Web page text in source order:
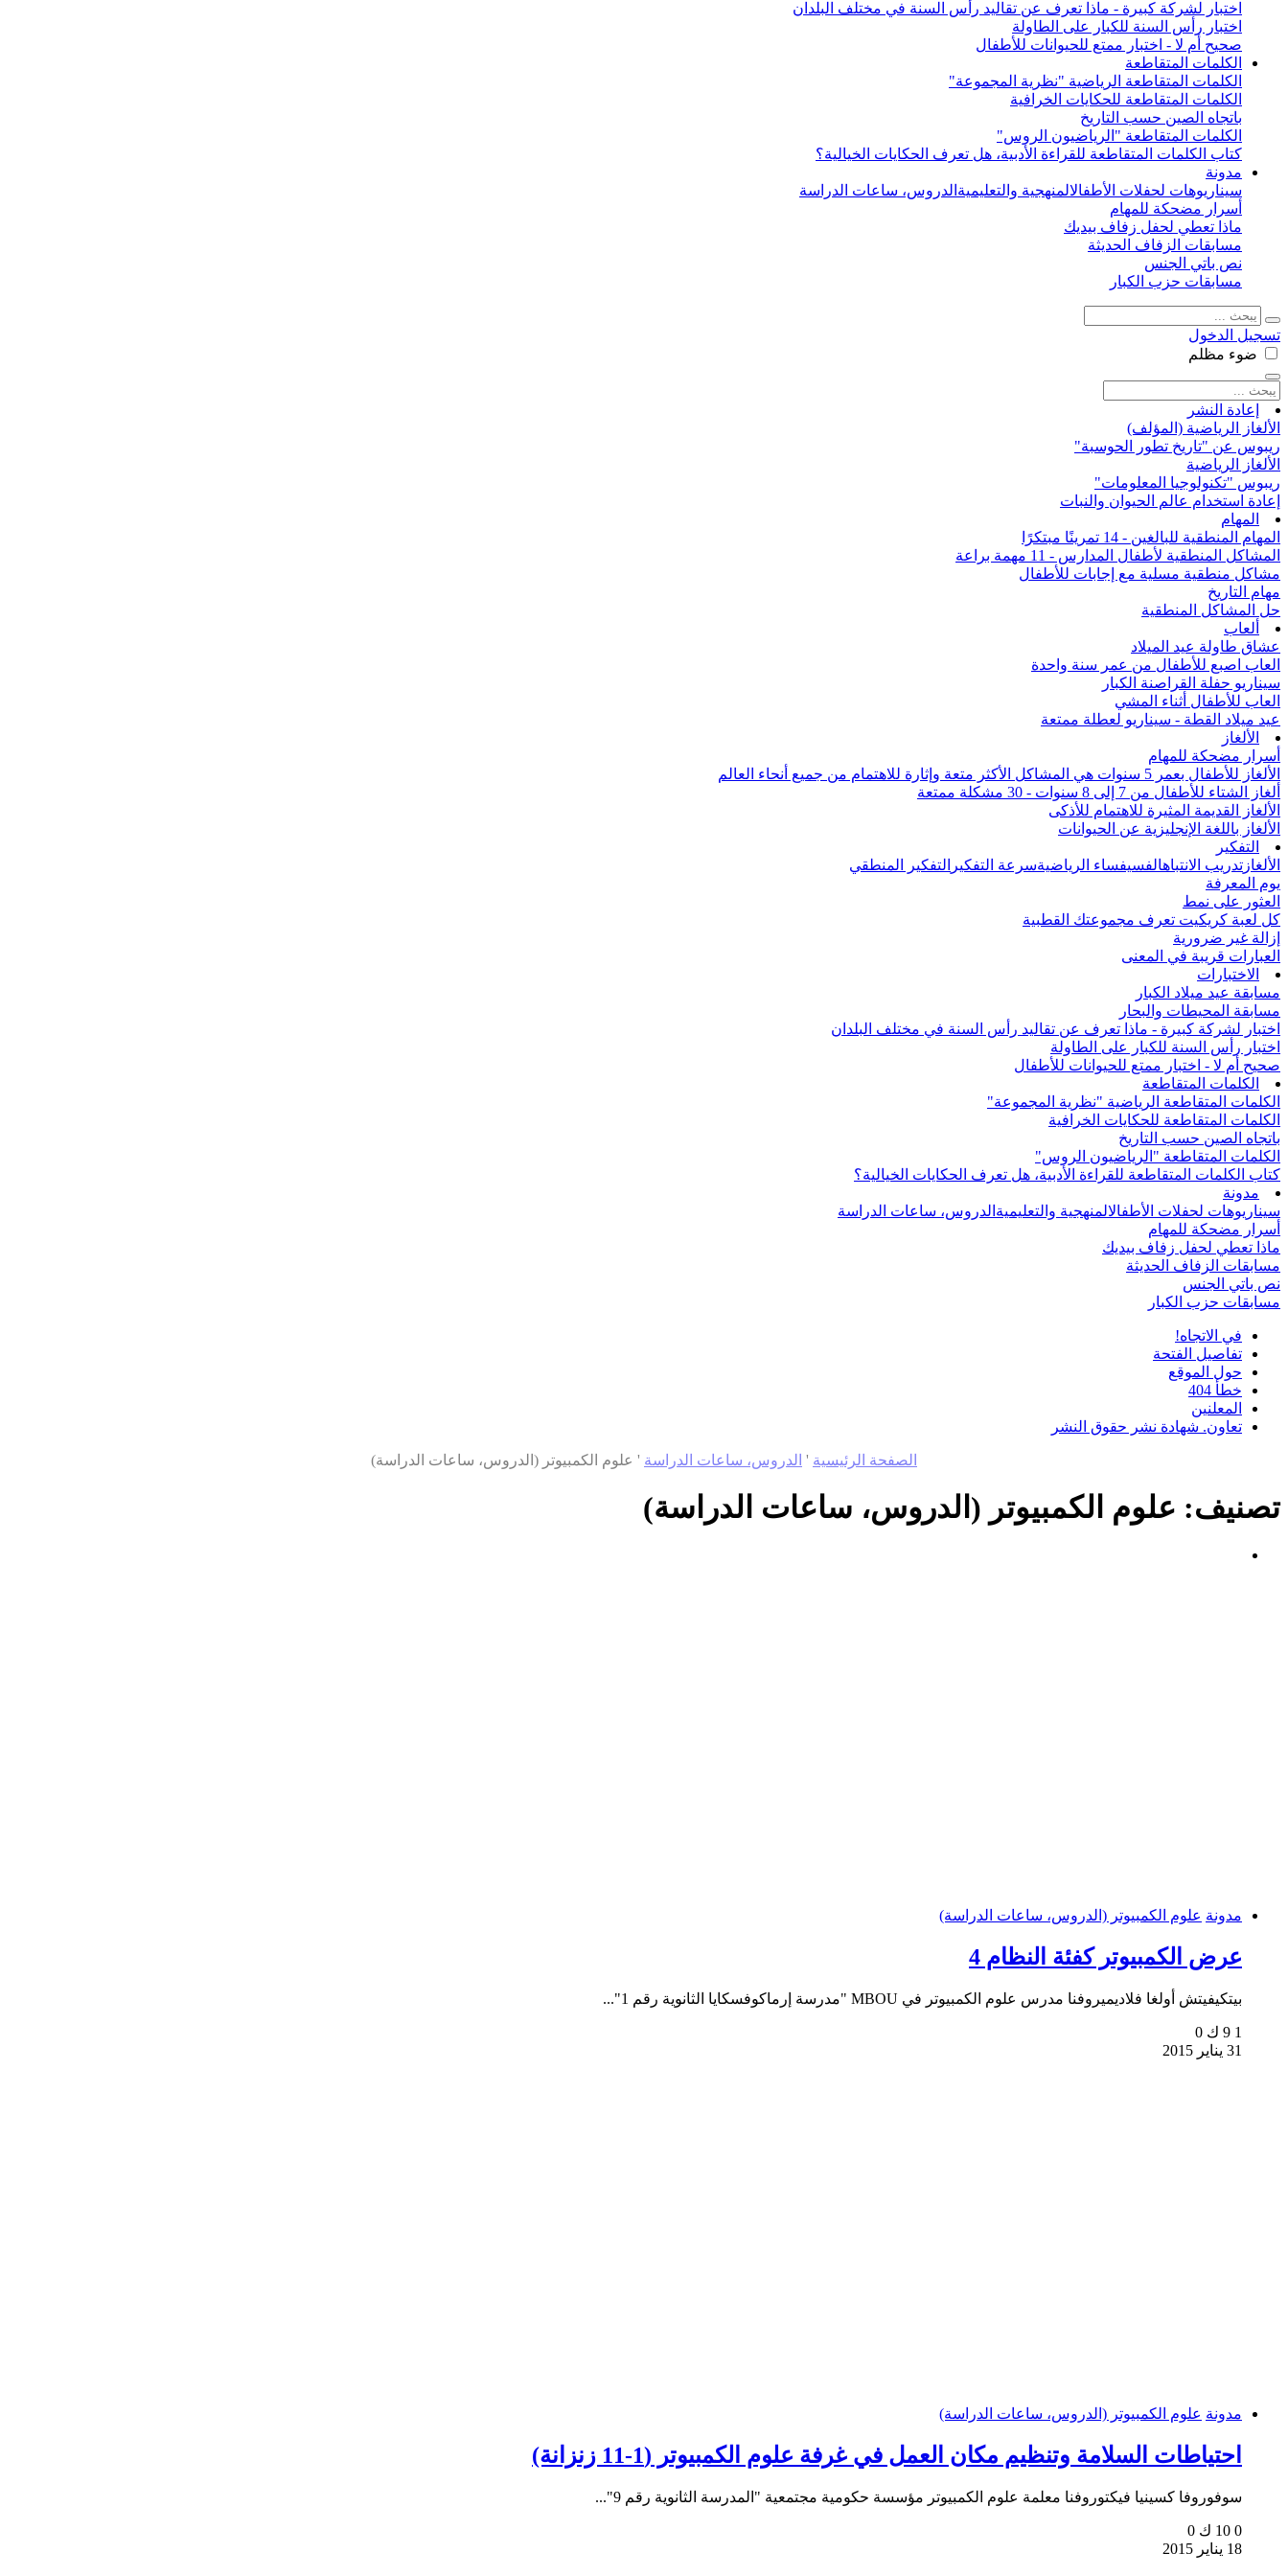
اختبار لشركة كبيرة - ماذا تعرف عن تقاليد رأس السنة في مختلف البلدان
اختبار رأس السنة للكبار على الطاولة
صحيح أم لا - اختبار ممتع للحيوانات للأطفال
الكلمات المتقاطعة
الكلمات المتقاطعة الرياضية "نظرية المجموعة"
الكلمات المتقاطعة للحكايات الخرافية
باتجاه الصين حسب التاريخ
الكلمات المتقاطعة "الرياضيون الروس"
كتاب الكلمات المتقاطعة للقراءة الأدبية، هل تعرف الحكايات الخيالية؟
مدونة
سيناريوهات لحفلات الأطفالالمنهجية والتعليمية الدروس، ساعات الدراسة
أسرار مضحكة للمهام
ماذا تعطي لحفل زفاف بيديك
مسابقات الزفاف الحديثة
نص باتي الجنس
مسابقات حزب الكبار
تسجيل الدخول
ضوء مظلم
إعادة النشر
الألغاز الرياضية (المؤلف)
ريبوس عن "تاريخ تطور الحوسبة"
الألغاز الرياضية
ريبوس "تكنولوجيا المعلومات"
إعادة استخدام عالم الحيوان والنبات
المهام
المهام المنطقية للبالغين - 14 تمرينًا مبتكرًا
المشاكل المنطقية لأطفال المدارس - 11 مهمة براعة
مشاكل منطقية مسلية مع إجابات للأطفال
مهام التاريخ
حل المشاكل المنطقية
ألعاب
عشاق طاولة عيد الميلاد
العاب اصبع للأطفال من عمر سنة واحدة
سيناريو حفلة القراصنة الكبار
العاب للأطفال أثناء المشي
عيد ميلاد القطة - سيناريو لعطلة ممتعة
الألغاز
أسرار مضحكة للمهام
الألغاز للأطفال بعمر 5 سنوات هي المشاكل الأكثر متعة وإثارة للاهتمام من جميع أنحاء العالم
ألغاز الشتاء للأطفال من 7 إلى 8 سنوات - 30 مشكلة ممتعة
الألغاز القديمة المثيرة للاهتمام للأذكى
الألغاز باللغة الإنجليزية عن الحيوانات
التفكير
الألغاز تدريب الانتباهالفسيفساء الرياضيةسرعة التفكير التفكير المنطقي
يوم المعرفة
العثور على نمط
كل لعبة كريكيت تعرف مجموعتك القطبية
إزالة غير ضرورية
العبارات قريبة في المعنى
الاختبارات
مسابقة عيد ميلاد الكبار
مسابقة المحيطات والبحار
اختبار لشركة كبيرة - ماذا تعرف عن تقاليد رأس السنة في مختلف البلدان
اختبار رأس السنة للكبار على الطاولة
صحيح أم لا - اختبار ممتع للحيوانات للأطفال
الكلمات المتقاطعة
الكلمات المتقاطعة الرياضية "نظرية المجموعة"
الكلمات المتقاطعة للحكايات الخرافية
باتجاه الصين حسب التاريخ
الكلمات المتقاطعة "الرياضيون الروس"
كتاب الكلمات المتقاطعة للقراءة الأدبية، هل تعرف الحكايات الخيالية؟
مدونة
سيناريوهات لحفلات الأطفالالمنهجية والتعليمية الدروس، ساعات الدراسة
أسرار مضحكة للمهام
ماذا تعطي لحفل زفاف بيديك
مسابقات الزفاف الحديثة
نص باتي الجنس
مسابقات حزب الكبار
في الاتجاه!
تفاصيل الفتحة
حول الموقع
خطأ 404
المعلنين
تعاون. شهادة نشر حقوق النشر
الصفحة الرئيسية ' الدروس، ساعات الدراسة ' علوم الكمبيوتر (الدروس، ساعات الدراسة)
تصنيف: علوم الكمبيوتر (الدروس، ساعات الدراسة)
مدونة علوم الكمبيوتر (الدروس، ساعات الدراسة)
عرض الكمبيوتر كفئة النظام 4
بيتكيفيتش أولغا فلاديميروفنا مدرس علوم الكمبيوتر في MBOU "مدرسة إرماكوفسكايا الثانوية رقم 1"...
1 9 ك
0
31 يناير 2015
مدونة علوم الكمبيوتر (الدروس، ساعات الدراسة)
احتياطات السلامة وتنظيم مكان العمل في غرفة علوم الكمبيوتر (1-11 زنزانة)
سوفوروفا كسينيا فيكتوروفنا معلمة علوم الكمبيوتر مؤسسة حكومية مجتمعية "المدرسة الثانوية رقم 9"...
0 10 ك
0
18 يناير 2015